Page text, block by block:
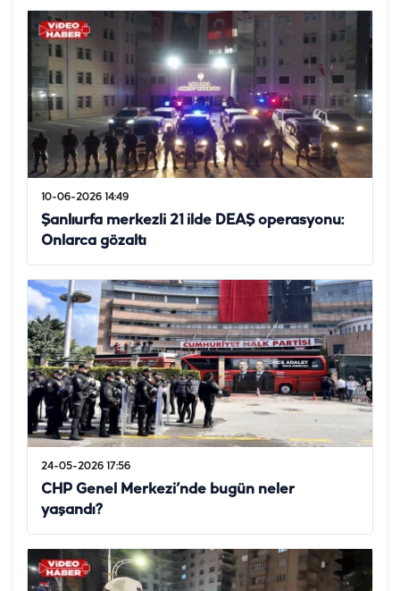
10-06-2026 14:49
Şanlıurfa merkezli 21 ilde DEAŞ operasyonu:
Onlarca gözaltı
24-05-2026 17:56
CHP Genel Merkezi’nde bugün neler
yaşandı?